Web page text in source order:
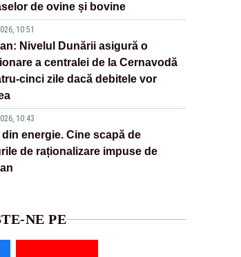
de ovine și bovine
10:51
Nivelul Dunării asigură o
a centralei de la Cernavodă
cinci zile dacă debitele vor
10:43
din energie. Cine scapă de
de raționalizare impuse de
NE PE